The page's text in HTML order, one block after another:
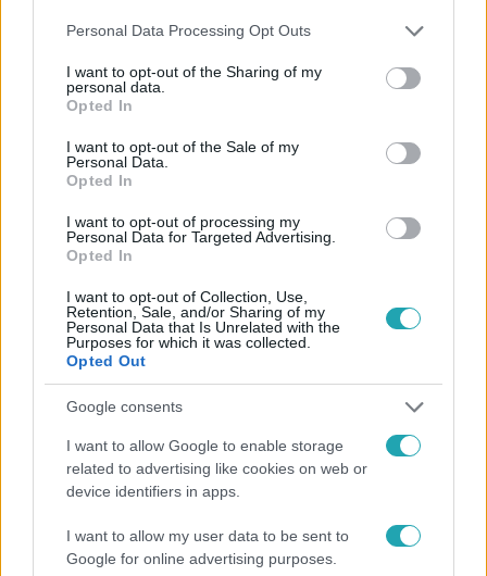
Please note that this website/app uses one or more Google
not limited to your visit or usage behaviour. You may click to
grant or deny consent to Google and its third-party tags to
use your data for below specified purposes in below Google
consent section.
Personal Data Processing Opt Outs
I want to opt-out of the Sharing of my
personal data.
Opted In
I want to opt-out of the Sale of my
Personal Data.
Opted In
I want to opt-out of processing my
Personal Data for Targeted Advertising.
Opted In
I want to opt-out of Collection, Use,
Retention, Sale, and/or Sharing of my
Personal Data that Is Unrelated with the
Purposes for which it was collected.
Opted Out
Google consents
I want to allow Google to enable storage
related to advertising like cookies on web or
device identifiers in apps.
I want to allow my user data to be sent to
Google for online advertising purposes.
2023. augusztus 31. 20:25
Nesika homárja a frászt hozta rá: „Fogta magát és
elkezdett táncolni”
Nagy Nesika életében először dolgozott homárral, ami fel
az arcába ugrik, valamint az „antennáit” sem tudta hova
tenni. A találkozás egy régi traumatikus emléket is
felidézett benne.